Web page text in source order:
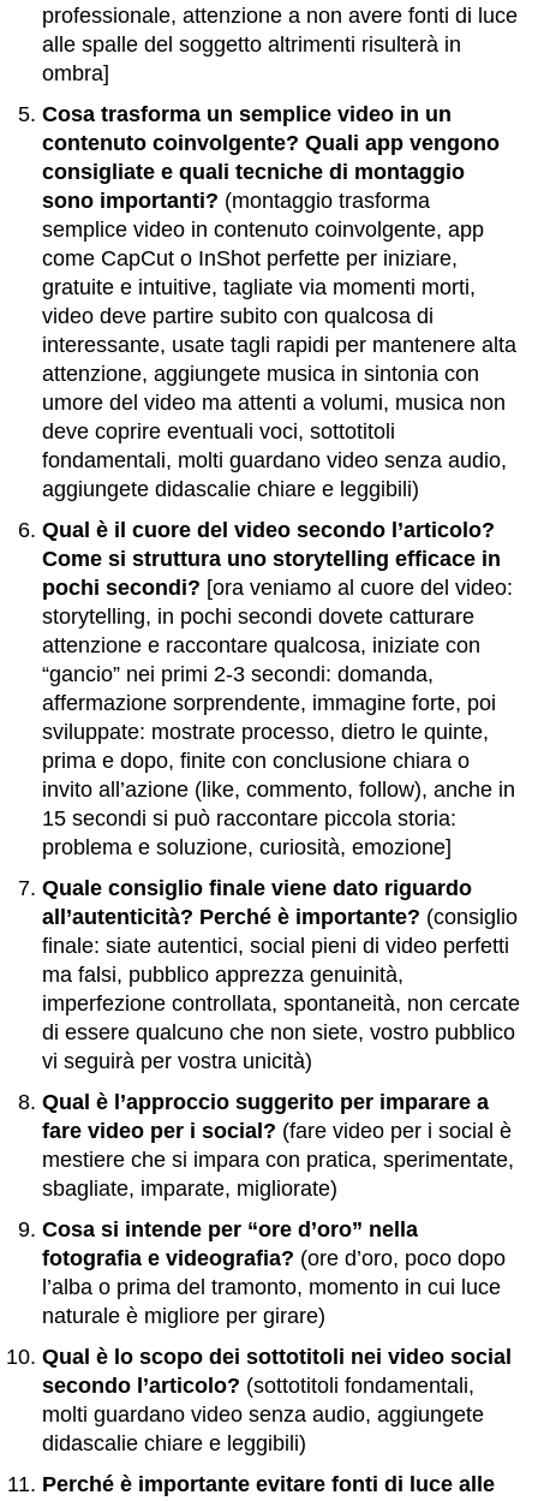
professionale, attenzione a non avere fonti di luce
alle spalle del soggetto altrimenti risulterà in
ombra]
Cosa trasforma un semplice video in un
contenuto coinvolgente? Quali app vengono
consigliate e quali tecniche di montaggio
sono importanti? (montaggio trasforma
semplice video in contenuto coinvolgente, app
come CapCut o InShot perfette per iniziare,
gratuite e intuitive, tagliate via momenti morti,
video deve partire subito con qualcosa di
interessante, usate tagli rapidi per mantenere alta
attenzione, aggiungete musica in sintonia con
umore del video ma attenti a volumi, musica non
deve coprire eventuali voci, sottotitoli
fondamentali, molti guardano video senza audio,
aggiungete didascalie chiare e leggibili)
Qual è il cuore del video secondo l’articolo?
Come si struttura uno storytelling efficace in
pochi secondi? [ora veniamo al cuore del video:
storytelling, in pochi secondi dovete catturare
attenzione e raccontare qualcosa, iniziate con
“gancio” nei primi 2-3 secondi: domanda,
affermazione sorprendente, immagine forte, poi
sviluppate: mostrate processo, dietro le quinte,
prima e dopo, finite con conclusione chiara o
invito all’azione (like, commento, follow), anche in
15 secondi si può raccontare piccola storia:
problema e soluzione, curiosità, emozione]
Quale consiglio finale viene dato riguardo
all’autenticità? Perché è importante? (consiglio
finale: siate autentici, social pieni di video perfetti
ma falsi, pubblico apprezza genuinità,
imperfezione controllata, spontaneità, non cercate
di essere qualcuno che non siete, vostro pubblico
vi seguirà per vostra unicità)
Qual è l’approccio suggerito per imparare a
fare video per i social? (fare video per i social è
mestiere che si impara con pratica, sperimentate,
sbagliate, imparate, migliorate)
Cosa si intende per “ore d’oro” nella
fotografia e videografia? (ore d’oro, poco dopo
l’alba o prima del tramonto, momento in cui luce
naturale è migliore per girare)
Qual è lo scopo dei sottotitoli nei video social
secondo l’articolo? (sottotitoli fondamentali,
molti guardano video senza audio, aggiungete
didascalie chiare e leggibili)
Perché è importante evitare fonti di luce alle